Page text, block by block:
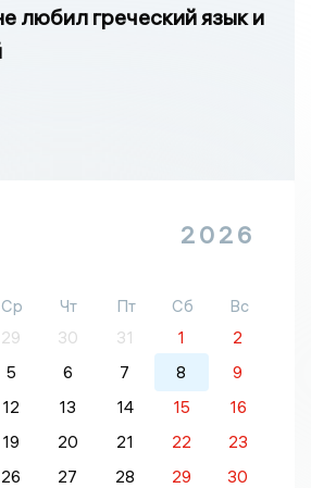
любил греческий язык и
2026
Ср Чт Пт Сб
Вс
29 30 31 1
2
5 6 7 8
9
12 13 14 15
16
19 20 21 22
23
26 27 28 29
30